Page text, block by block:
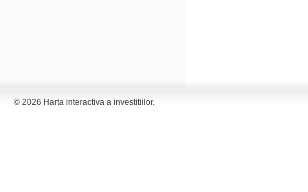
© 2026 Harta interactiva a investitiilor.